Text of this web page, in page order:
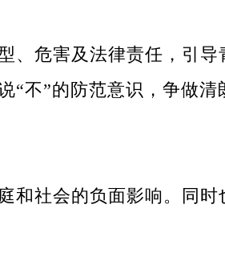
、危害及法律责任，引
不”的防范意识，争做清
和社会的负面影响。同